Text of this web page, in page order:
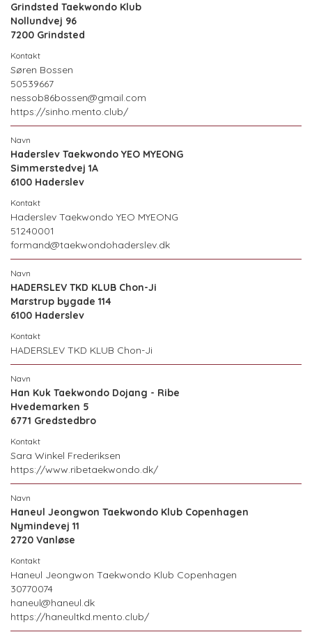
Grindsted Taekwondo Klub
Nollundvej 96
7200 Grindsted
Søren Bossen
50539667
nessob86bossen@gmail.com
https://sinho.mento.club/
Haderslev Taekwondo YEO MYEONG
Simmerstedvej 1A
6100 Haderslev
Haderslev Taekwondo YEO MYEONG
51240001
formand@taekwondohaderslev.dk
HADERSLEV TKD KLUB Chon-Ji
Marstrup bygade 114
6100 Haderslev
HADERSLEV TKD KLUB Chon-Ji
Han Kuk Taekwondo Dojang - Ribe
Hvedemarken 5
6771 Gredstedbro
Sara Winkel Frederiksen
https://www.ribetaekwondo.dk/
Haneul Jeongwon Taekwondo Klub Copenhagen
Nymindevej 11
2720 Vanløse
Haneul Jeongwon Taekwondo Klub Copenhagen
30770074
haneul@haneul.dk
https://haneultkd.mento.club/